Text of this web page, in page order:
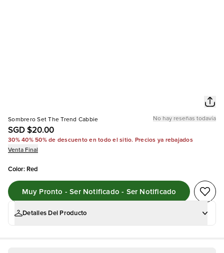
Sombrero Set The Trend Cabbie
SGD $20.00
No hay reseñas todavía
30% 40% 50% de descuento en todo el sitio. Precios ya rebajados
Venta Final
Color: Red
Muy Pronto - Ser Notificado - Ser Notificado
Detalles Del Producto